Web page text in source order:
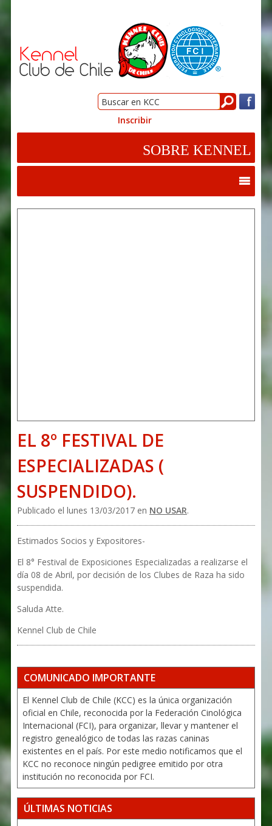
Inscribir
EL 8º FESTIVAL DE
ESPECIALIZADAS (
SUSPENDIDO).
Publicado el lunes 13/03/2017 en NO USAR.
Estimados Socios y Expositores-
El 8° Festival de Exposiciones Especializadas a realizarse el
día 08 de Abril, por decisión de los Clubes de Raza ha sido
suspendida.
Saluda Atte.
Kennel Club de Chile
COMUNICADO IMPORTANTE
El Kennel Club de Chile (KCC) es la única organización
oficial en Chile, reconocida por la Federación Cinológica
Internacional (FCI), para organizar, llevar y mantener el
registro genealógico de todas las razas caninas
existentes en el país. Por este medio notificamos que el
KCC no reconoce ningún pedigree emitido por otra
institución no reconocida por FCI.
ÚLTIMAS NOTICIAS